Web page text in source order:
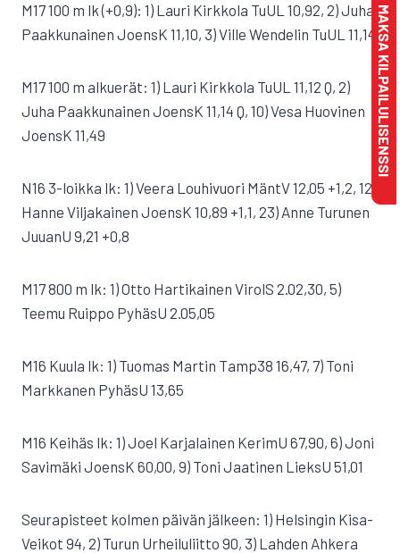
M17 100 m lk (+0,9): 1) Lauri Kirkkola TuUL 10,92, 2) Juha
Paakkunainen JoensK 11,10, 3) Ville Wendelin TuUL 11,14
M17 100 m alkuerät: 1) Lauri Kirkkola TuUL 11,12 Q, 2)
Juha Paakkunainen JoensK 11,14 Q, 10) Vesa Huovinen
JoensK 11,49
N16 3-loikka lk: 1) Veera Louhivuori MäntV 12,05 +1,2, 12)
Hanne Viljakainen JoensK 10,89 +1,1, 23) Anne Turunen
JuuanU 9,21 +0,8
M17 800 m lk: 1) Otto Hartikainen VirolS 2.02,30, 5)
Teemu Ruippo PyhäsU 2.05,05
M16 Kuula lk: 1) Tuomas Martin Tamp38 16,47, 7) Toni
Markkanen PyhäsU 13,65
M16 Keihäs lk: 1) Joel Karjalainen KerimU 67,90, 6) Joni
Savimäki JoensK 60,00, 9) Toni Jaatinen LieksU 51,01
Seurapisteet kolmen päivän jälkeen: 1) Helsingin Kisa-
Veikot 94, 2) Turun Urheiluliitto 90, 3) Lahden Ahkera
MAKSA KILPAILULISENSSI